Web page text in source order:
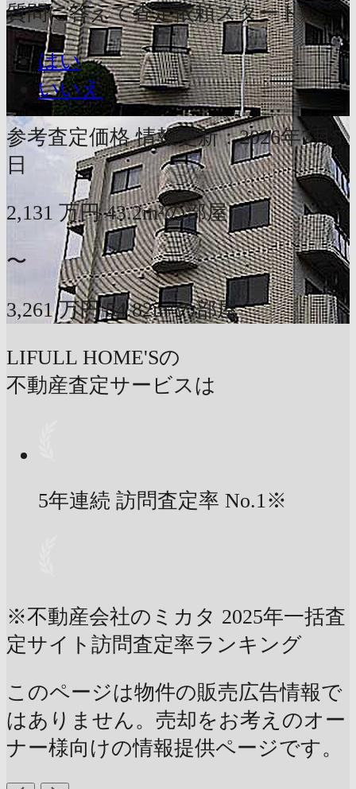
質問に答えて査定依頼スタート
はい
いいえ
参考査定価格 情報更新：2026年7月5
日
2,131 万円 43.2m²の部屋
〜
3,261 万円 54.82m²の部屋
LIFULL HOME'Sの
不動産査定サービスは
5年連続 訪問査定率 No.1※
※不動産会社のミカタ 2025年一括査
定サイト訪問査定率ランキング
このページは物件の販売広告情報で
はありません。売却をお考えのオー
ナー様向けの情報提供ページです。